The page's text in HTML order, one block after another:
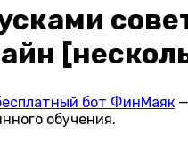
бот ФинМаяк
обучения.